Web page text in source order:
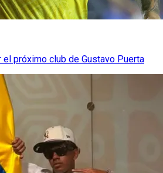
el próximo club de Gustavo Puerta